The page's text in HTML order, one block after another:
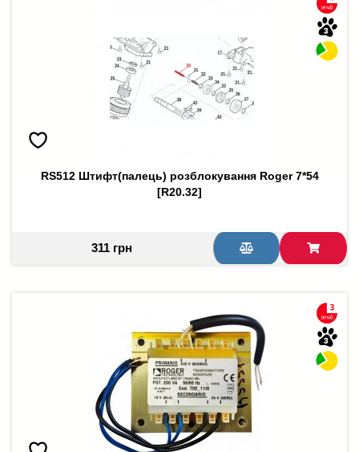
RS512 Штифт(палець) розблокування Roger 7*54
[R20.32]
311 грн